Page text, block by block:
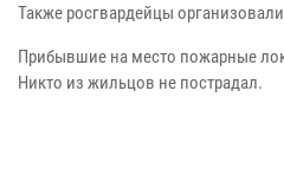
Также росгвардейцы
Прибывшие на место пожарные
Никто из жильцов не пострадал.